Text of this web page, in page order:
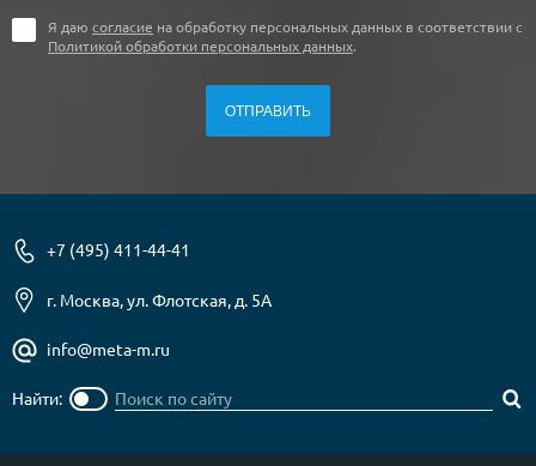
Я даю согласие на обработку персональных данных в соответствии с
Политикой обработки персональных данных.
+7 (495) 411-44-41
г. Москва, ул. Флотская, д. 5А
info@meta-m.ru
Найти: